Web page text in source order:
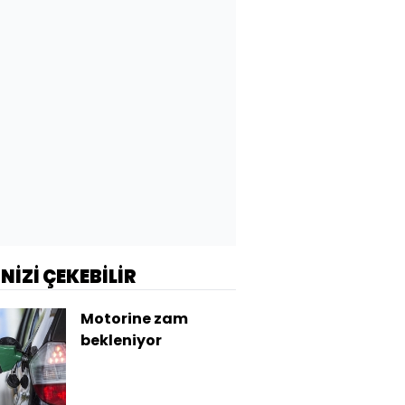
ÇEKEBİLİR
Motorine zam
bekleniyor